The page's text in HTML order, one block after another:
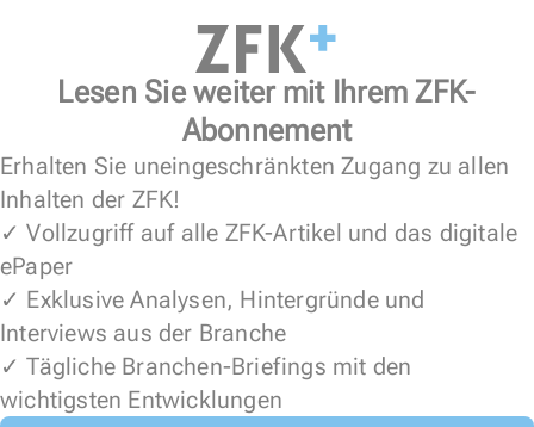
Lesen Sie weiter mit Ihrem ZFK-
Abonnement
Erhalten Sie uneingeschränkten Zugang zu allen
Inhalten der ZFK!
✓ Vollzugriff auf alle ZFK-Artikel und das digitale
ePaper
✓ Exklusive Analysen, Hintergründe und
Interviews aus der Branche
✓ Tägliche Branchen-Briefings mit den
wichtigsten Entwicklungen